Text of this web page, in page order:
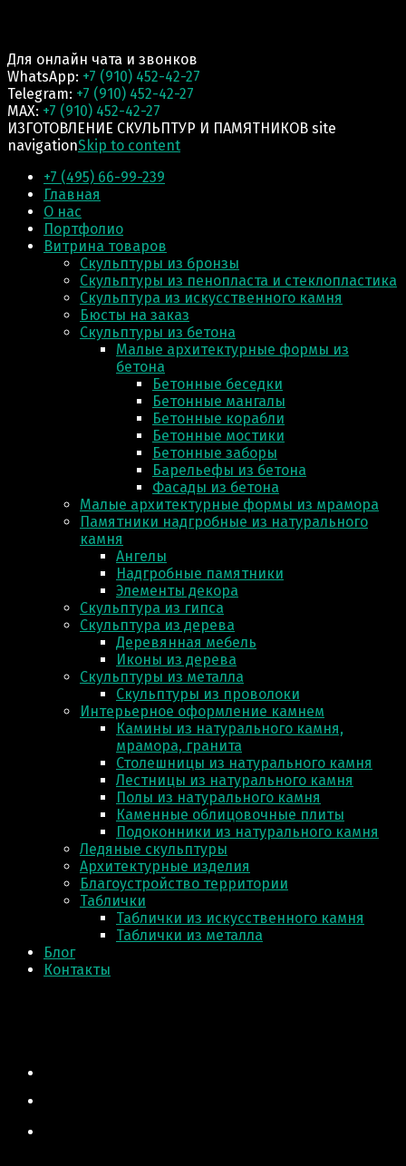
Для онлайн чата и звонков
WhatsApp: +7 (910) 452-42-27
Telegram: +7 (910) 452-42-27
MAX: +7 (910) 452-42-27
ИЗГОТОВЛЕНИЕ СКУЛЬПТУР И ПАМЯТНИКОВ site
navigationSkip to content
+7 (495) 66-99-239
Главная
О нас
Портфолио
Витрина товаров
Скульптуры из бронзы
Скульптуры из пенопласта и стеклопластика
Скульптура из искусственного камня
Бюсты на заказ
Скульптуры из бетона
Малые архитектурные формы из
бетона
Бетонные беседки
Бетонные мангалы
Бетонные корабли
Бетонные мостики
Бетонные заборы
Барельефы из бетона
Фасады из бетона
Малые архитектурные формы из мрамора
Памятники надгробные из натурального
камня
Ангелы
Надгробные памятники
Элементы декора
Скульптура из гипса
Скульптура из деревa
Деревянная мебель
Иконы из дерева
Скульптуры из металла
Скульптуры из проволоки
Интерьерное оформление камнем
Камины из натурального камня,
мрамора, гранита
Столешницы из натурального камня
Лестницы из натурального камня
Полы из натурального камня
Каменные облицовочные плиты
Подоконники из натурального камня
Ледяные скульптуры
Архитектурные изделия
Благоустройство территории
Таблички
Таблички из искусственного камня
Таблички из металла
Блог
Контакты